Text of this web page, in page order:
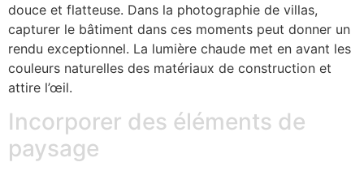
douce et flatteuse. Dans la photographie de villas,
capturer le bâtiment dans ces moments peut donner un
rendu exceptionnel. La lumière chaude met en avant les
couleurs naturelles des matériaux de construction et
attire l’œil.
Incorporer des éléments de
paysage